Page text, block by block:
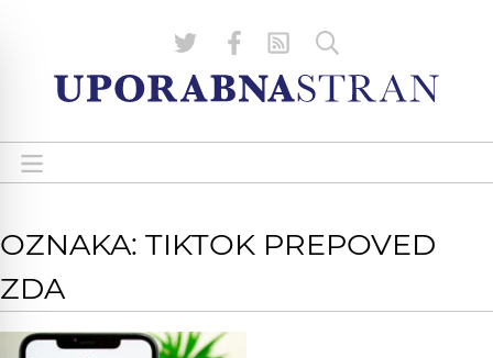
OZNAKA: TIKTOK PREPOVED
ZDA